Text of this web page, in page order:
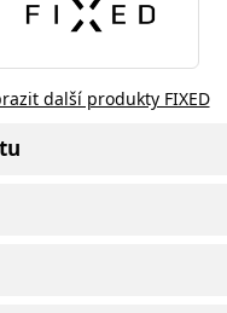
další produkty FIXED